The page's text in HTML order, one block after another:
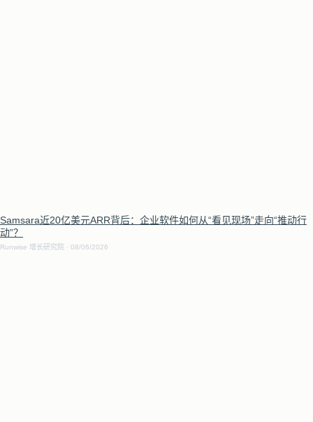
Samsara近20亿美元ARR背后：企业软件如何从“看见现场”走向“推动行
动”？
Runwise 增长研究院 08/06/2026